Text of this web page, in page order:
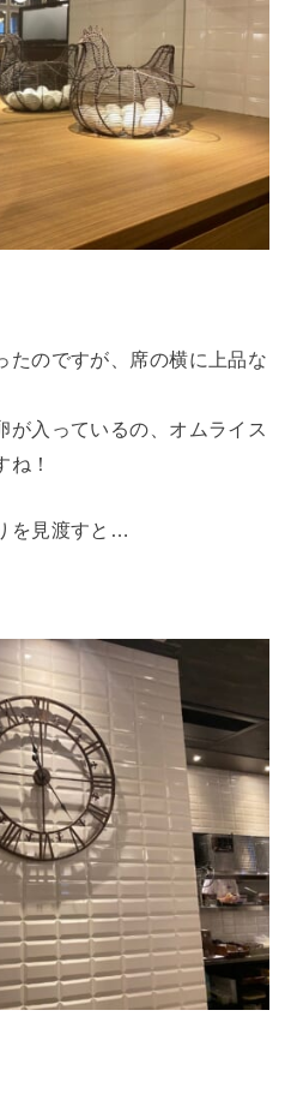
たのですが、席の横に上品な
が入っているの、オムライス
ね！
を見渡すと…